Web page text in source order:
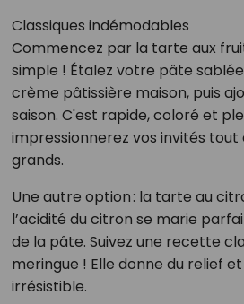
Classiques indémodables
Commencez par la tarte aux
simple ! Étalez votre pâte
crème pâtissière maison, puis
saison. C'est rapide, coloré et
impressionnerez vos invités
grands.
Une autre option : la tarte au
l’acidité du citron se marie
de la pâte. Suivez une recette
meringue ! Elle donne du relief
irrésistible.